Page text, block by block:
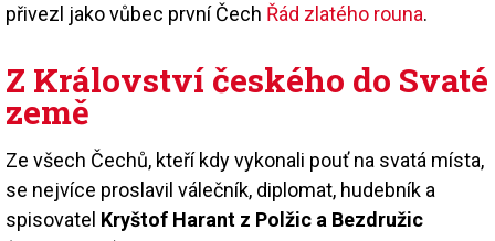
přivezl jako vůbec první Čech Řád zlatého rouna.
Z Království českého do Svaté
země
Ze všech Čechů, kteří kdy vykonali pouť na svatá místa,
se nejvíce proslavil válečník, diplomat, hudebník a
spisovatel Kryštof Harant z Polžic a Bezdružic